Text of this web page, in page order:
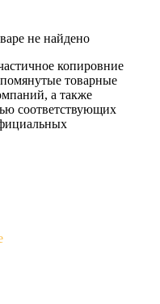
не найдено
копировние
товарные
а также
соответствующих